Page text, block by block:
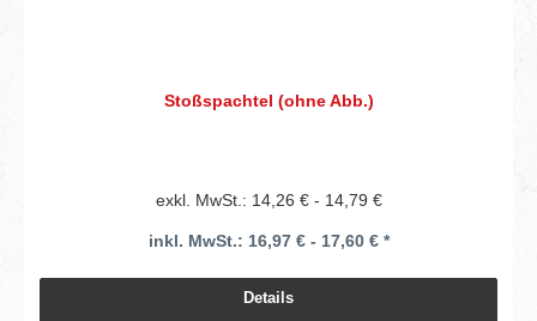
Stoßspachtel (ohne Abb.)
exkl. MwSt.: 14,26 € - 14,79 €
inkl. MwSt.: 16,97 € - 17,60 € *
Details